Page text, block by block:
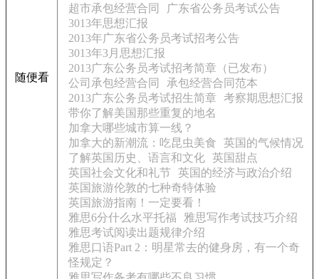
随便看
超市承包经营合同
广东省公务员考试公告
3013年思想汇报
2013年广东省公务员考试招考公告
3013年3月思想汇报
2013广东公务员考试招考简章（已发布）
公司承包经营合同
承包经营合同范本
2013广东公务员考试招生简章
考察期思想汇报
带你了解美国那些重复的地名
加拿大哪些城市算一线？
加拿大的新潮流：吃昆虫美食
英国的气候情况
了解英国历史、语言和文化 英国甜点
英国社会文化和礼节 英国的经济与政治介绍
英国旅游伦敦的七种奇特体验
英国旅游指南！一定要看！
雅思6分什么水平托福
雅思写作考试技巧介绍
雅思考试阅读出题规律介绍
雅思口语Part 2：明星常去的健身房，有一个奇
怪规定？